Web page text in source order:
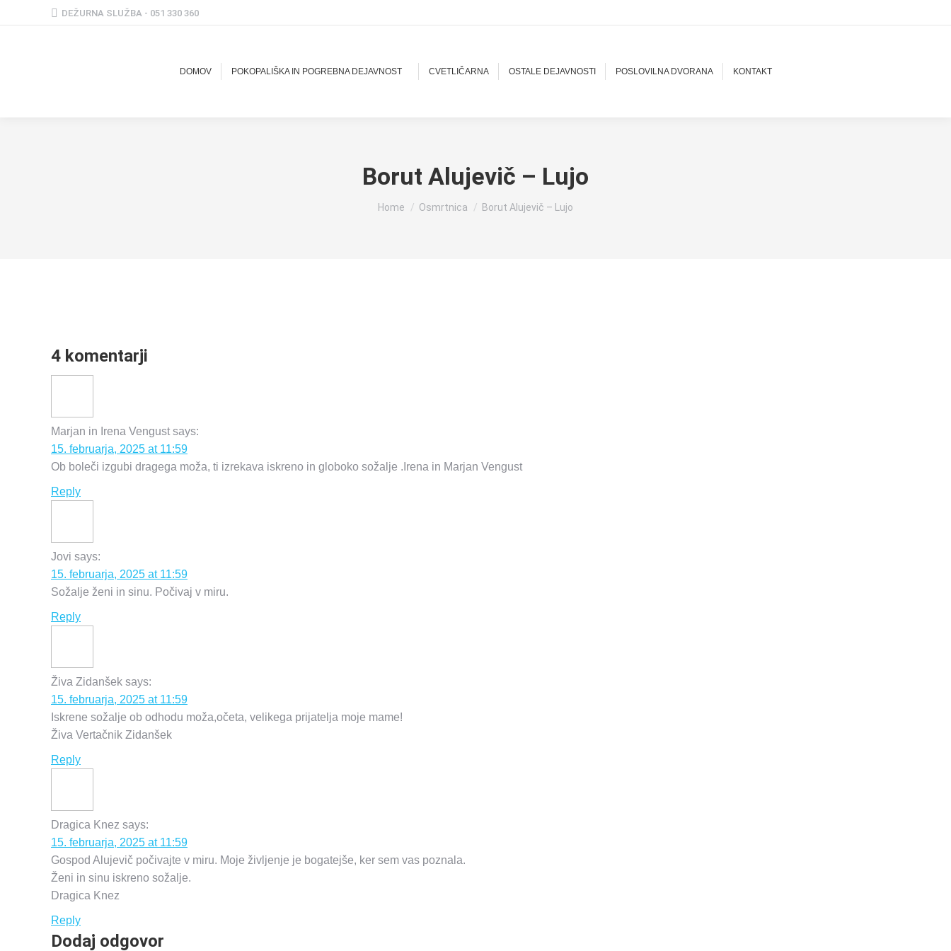
DEŽURNA SLUŽBA - 051 330 360
DOMOV POKOPALIŠKA IN POGREBNA DEJAVNOST CVETLIČARNA OSTALE DEJAVNOSTI POSLOVILNA DVORANA KONTAKT
Borut Alujevič – Lujo
You are here:
Home Osmrtnica Borut Alujevič – Lujo
4 komentarji
Marjan in Irena Vengust says:
15. februarja, 2025 at 11:59
Ob boleči izgubi dragega moža, ti izrekava iskreno in globoko sožalje .Irena in Marjan Vengust
Reply
Jovi says:
15. februarja, 2025 at 11:59
Sožalje ženi in sinu. Počivaj v miru.
Reply
Živa Zidanšek says:
15. februarja, 2025 at 11:59
Iskrene sožalje ob odhodu moža,očeta, velikega prijatelja moje mame!
Živa Vertačnik Zidanšek
Reply
Dragica Knez says:
15. februarja, 2025 at 11:59
Gospod Alujevič počivajte v miru. Moje življenje je bogatejše, ker sem vas poznala.
Ženi in sinu iskreno sožalje.
Dragica Knez
Reply
Dodaj odgovor